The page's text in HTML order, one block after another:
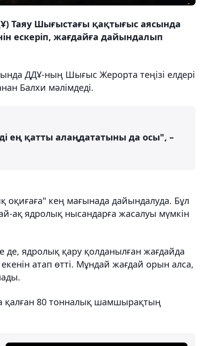
Таяу Шығыстағы қақтығыс аясында
ескеріп, жағдайға дайындалып
ДДҰ-ның Шығыс Жерорта теңізі елдері
Балхи мәлімдеді.
ең қатты алаңдататыны да осы", –
кең мағынада дайындалуда. Бұл
ақ ядролық нысандарға жасалуы мүмкін
де, ядролық қару қолданылған жағдайда
атап өтті. Мұндай жағдай орын алса,
қалған 80 тонналық шамшырақтың